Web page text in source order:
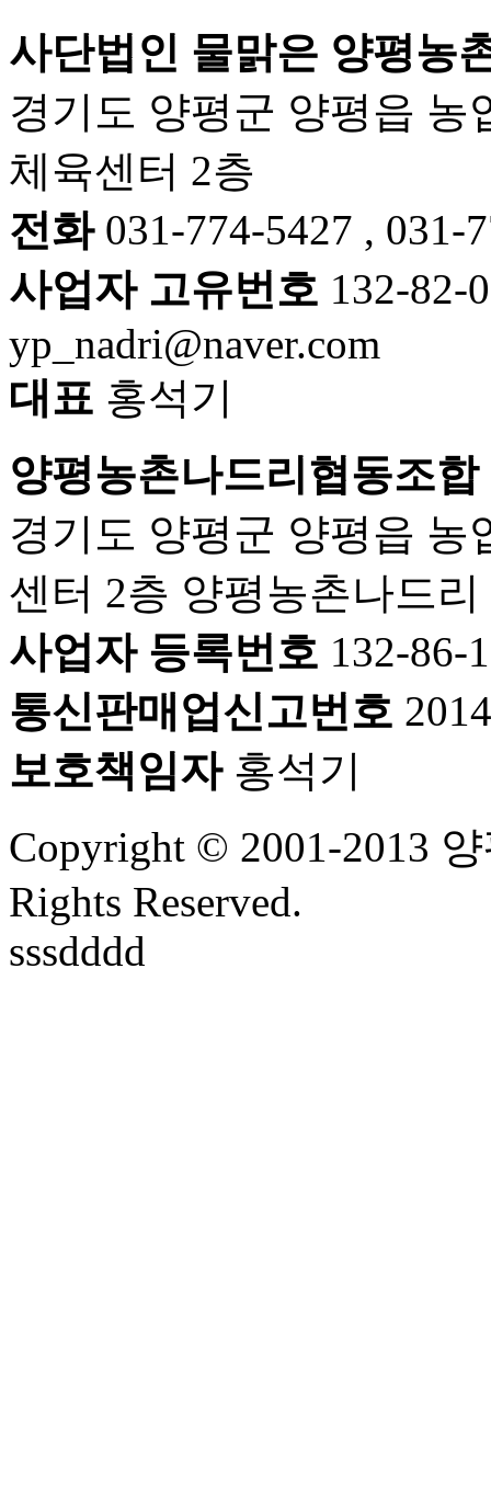
사단법인 물맑은 양평농
경기도 양평군 양평읍 농
체육센터 2층
전화031-774-5427 , 031-
사업자 고유번호 132-82-
yp_nadri@naver.com
대표 홍석기
양평농촌나드리협동조합
경기도 양평군 양평읍 농
센터 2층 양평농촌나드리
사업자 등록번호 132-86-
통신판매업신고번호
보호책임자홍석기
Copyright © 2001-2013
Rights Reserved.
sssdddd